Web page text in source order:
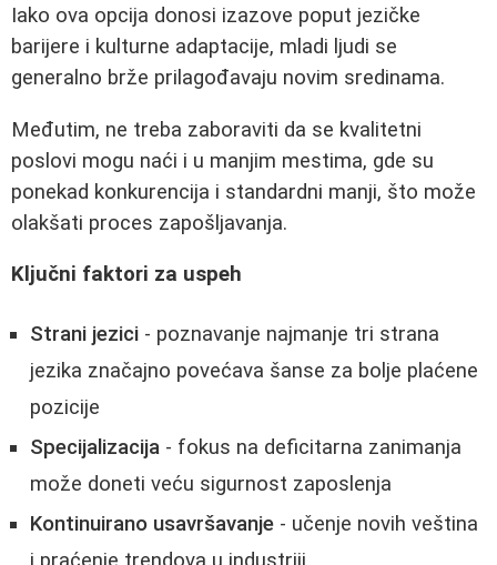
Iako ova opcija donosi izazove poput jezičke
barijere i kulturne adaptacije, mladi ljudi se
generalno brže prilagođavaju novim sredinama.
Međutim, ne treba zaboraviti da se kvalitetni
poslovi mogu naći i u manjim mestima, gde su
ponekad konkurencija i standardni manji, što može
olakšati proces zapošljavanja.
Ključni faktori za uspeh
Strani jezici - poznavanje najmanje tri strana
jezika značajno povećava šanse za bolje plaćene
pozicije
Specijalizacija - fokus na deficitarna zanimanja
može doneti veću sigurnost zaposlenja
Kontinuirano usavršavanje - učenje novih veština